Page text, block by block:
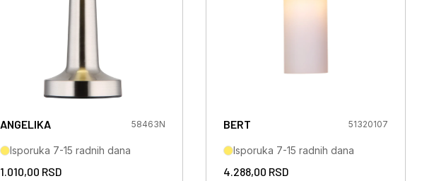
ANGELIKA 58463N
Isporuka 7-15 radnih dana
1.010,00 RSD
BERT 51320107
Isporuka 7-15 radnih dana
4.288,00 RSD